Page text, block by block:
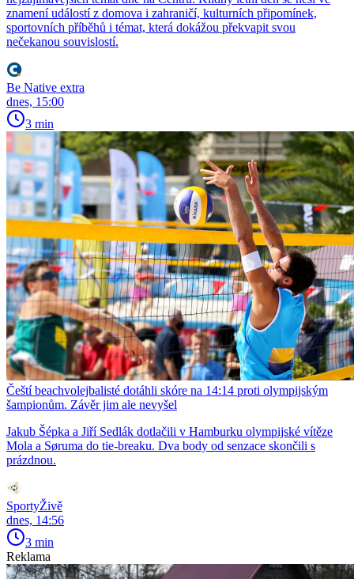
znamení událostí z domova i zahraničí, kulturních připomínek,
sportovních příběhů i témat, která dokážou překvapit svou
nečekanou souvislostí.
Be Native extra
dnes, 15:00
3 min
Čeští beachvolejbalisté dotáhli skóre na 14:14 proti olympijským
šampionům. Závěr jim ale nevyšel
Jakub Šépka a Jiří Sedlák dotlačili v Hamburku olympijské vítěze
Mola a Søruma do tie-breaku. Dva body od senzace skončili s
prázdnou.
SportyŽivě
dnes, 14:56
3 min
Reklama